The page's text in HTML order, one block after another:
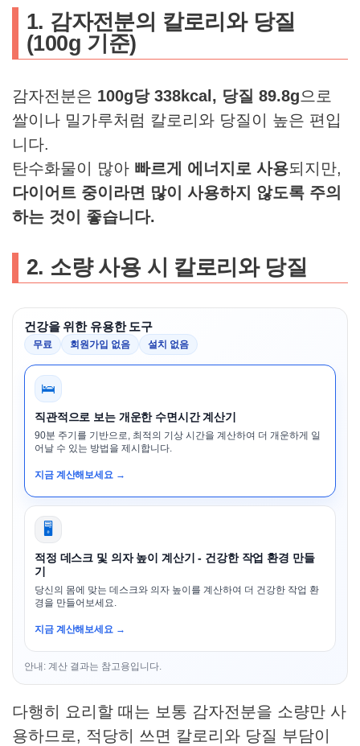
1. 감자전분의 칼로리와 당질
(100g 기준)
감자전분은 100g당 338kcal, 당질 89.8g으로
쌀이나 밀가루처럼 칼로리와 당질이 높은 편입
니다.
탄수화물이 많아 빠르게 에너지로 사용되지만,
다이어트 중이라면 많이 사용하지 않도록 주의
하는 것이 좋습니다.
2. 소량 사용 시 칼로리와 당질
건강을 위한 유용한 도구
무료 회원가입 없음 설치 없음
🛌
직관적으로 보는 개운한 수면시간 계산기
90분 주기를 기반으로, 최적의 기상 시간을 계산하여 더 개운하게 일
어날 수 있는 방법을 제시합니다.
지금 계산해보세요 →
🖥️
적정 데스크 및 의자 높이 계산기 - 건강한 작업 환경 만들
기
당신의 몸에 맞는 데스크와 의자 높이를 계산하여 더 건강한 작업 환
경을 만들어보세요.
지금 계산해보세요 →
안내: 계산 결과는 참고용입니다.
다행히 요리할 때는 보통 감자전분을 소량만 사
용하므로, 적당히 쓰면 칼로리와 당질 부담이